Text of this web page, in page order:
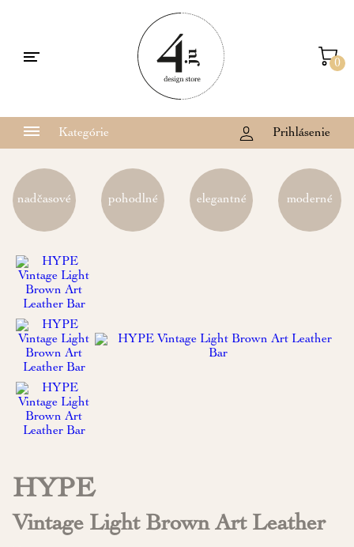
0
Kategórie Prihlásenie
nadčasové pohodlné elegantné moderné
HYPE
Vintage Light Brown Art Leather